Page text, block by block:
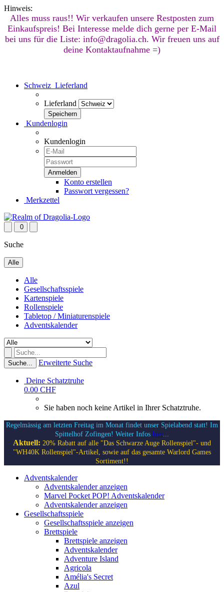
Hinweis:
Alles muss raus!! Wir verkaufen unsere Restposten zum
Einkaufspreis! Bei Interesse melde dich gerne per E-Mail
bei uns für die Liste: info@dragolia.ch. Wir freuen uns auf
deine Kontaktaufnahme =)
Schweiz Lieferland
Lieferland
Kundenlogin
Kundenlogin
Konto erstellen
Passwort vergessen?
Merkzettel
0
Suche
Alle
Alle
Gesellschaftsspiele
Kartenspiele
Rollenspiele
Tabletop / Miniaturenspiele
Adventskalender
Suche... Erweiterte Suche
Deine Schatztruhe
0.00 CHF
Sie haben noch keine Artikel in Ihrer Schatztruhe.
Regelmässig am letzten Freitag im Monat findet unser Spielabend statt! Im
Spittelhof Zofingen! Weiter Infos hier...
Aktuell: 20% Rabatt auf alle "Das Schwarze Auge Rollenspiel"- und
"WH40K Rollenspiel"-Artikel, sowie auf das gesamte Warlord Games
Sortiment!!
Adventskalender
Adventskalender anzeigen
Marvel Pocket POP! Adventskalender
Adventskalender anzeigen
Gesellschaftsspiele
Gesellschaftsspiele anzeigen
Brettspiele
Brettspiele anzeigen
Adventskalender
Adventure Island
Agricola
Amélia's Secret
Azul